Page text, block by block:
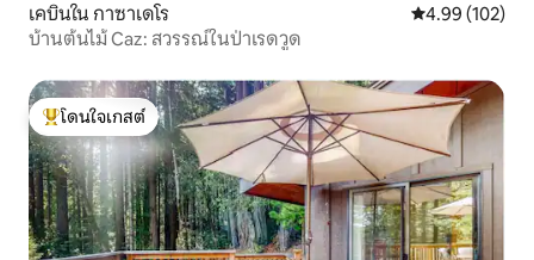
เคบินใน กาซาเดโร คะแนนเฉลี่ย
4.99 (102)
บ้านต้นไม้ Caz: สวรรณ์ในป่าเรดวูด
โดนใจเกสต์ที่สุด
โดนใจเกสต์